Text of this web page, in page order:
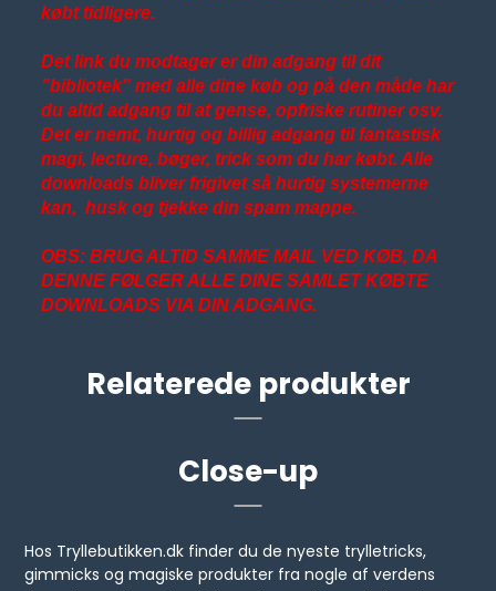
købt tidligere.
Det link du modtager er din adgang til dit
”bibliotek” med alle dine køb og på den måde har
du altid adgang til at gense, opfriske rutiner osv.
Det er nemt, hurtig og billig adgang til fantastisk
magi, lecture, bøger, trick som du har købt. Alle
downloads bliver frigivet så hurtig systemerne
kan, husk og tjekke din spam mappe.
OBS: BRUG ALTID SAMME MAIL VED KØB, DA
DENNE FØLGER ALLE DINE SAMLET KØBTE
DOWNLOADS VIA DIN ADGANG.
Relaterede produkter
Close-up
Hos Tryllebutikken.dk finder du de nyeste trylletricks,
gimmicks og magiske produkter fra nogle af verdens